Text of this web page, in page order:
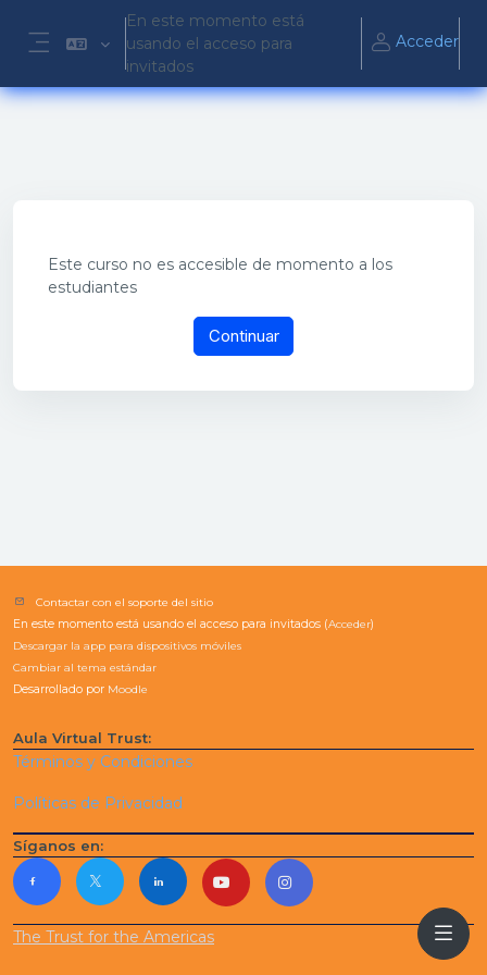
Salta al contenido principal
Panel lateral
En este momento está
usando el acceso para
invitados
Acceder
Este curso no es accesible de momento a los
estudiantes
Continuar
Contactar con el soporte del sitio
En este momento está usando el acceso para invitados (Acceder)
Descargar la app para dispositivos móviles
Cambiar al tema estándar
Desarrollado por Moodle
Aula Virtual Trust:
Términos y Condiciones
Políticas de Privacidad
Síganos en:
The Trust for the Americas